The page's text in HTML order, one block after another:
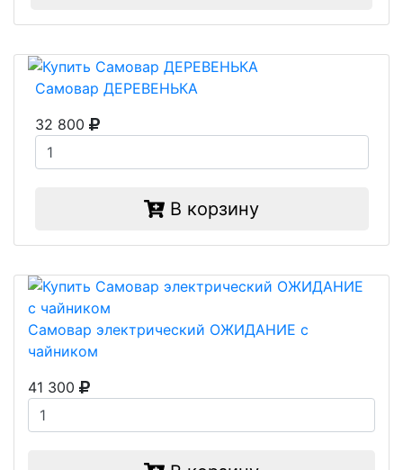
Самовар ДЕРЕВЕНЬКА
32 800
В корзину
Самовар электрический ОЖИДАНИЕ с
чайником
41 300